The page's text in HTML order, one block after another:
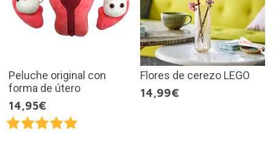
Peluche original con
forma de útero
14,95€
Flores de cerezo LEGO
14,99€